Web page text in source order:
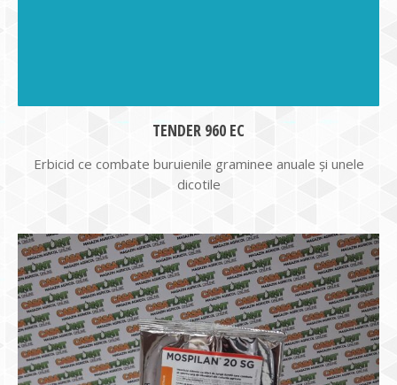
TENDER 960 EC
Erbicid ce combate buruienile graminee anuale şi unele
dicotile